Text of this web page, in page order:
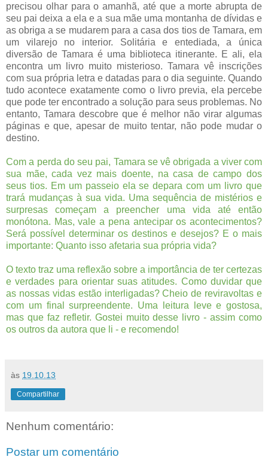
precisou olhar para o amanhã, até que a morte abrupta de
seu pai deixa a ela e a sua mãe uma montanha de dívidas e
as obriga a se mudarem para a casa dos tios de Tamara, em
um vilarejo no interior. Solitária e entediada, a única
diversão de Tamara é uma biblioteca itinerante. E ali, ela
encontra um livro muito misterioso. Tamara vê inscrições
com sua própria letra e datadas para o dia seguinte. Quando
tudo acontece exatamente como o livro previa, ela percebe
que pode ter encontrado a solução para seus problemas. No
entanto, Tamara descobre que é melhor não virar algumas
páginas e que, apesar de muito tentar, não pode mudar o
destino.
Com a perda do seu pai, Tamara se vê obrigada a viver com
sua mãe, cada vez mais doente, na casa de campo dos
seus tios. Em um passeio ela se depara com um livro que
trará mudanças à sua vida. Uma sequência de mistérios e
surpresas começam a preencher uma vida até então
monótona. Mas, vale a pena antecipar os acontecimentos?
Será possível determinar os destinos e desejos? E o mais
importante: Quanto isso afetaria sua própria vida?
O texto traz uma reflexão sobre a importância de ter certezas
e verdades para orientar suas atitudes. Como duvidar que
as nossas vidas estão interligadas? Cheio de reviravoltas e
com um final surpreendente. Uma leitura leve e gostosa,
mas que faz refletir. Gostei muito desse livro - assim como
os outros da autora que li - e recomendo!
às 19.10.13
Compartilhar
Nenhum comentário:
Postar um comentário